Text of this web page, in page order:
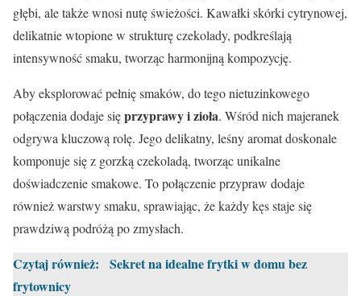
głębi, ale także wnosi nutę świeżości. Kawałki skórki cytrynowej,
delikatnie wtopione w strukturę czekolady, podkreślają
intensywność smaku, tworząc harmonijną kompozycję.
Aby eksplorować pełnię smaków, do tego nietuzinkowego
połączenia dodaje sięprzyprawy i zioła. Wśród nich majeranek
odgrywa kluczową rolę. Jego delikatny, leśny aromat doskonale
komponuje się z gorzką czekoladą, tworząc unikalne
doświadczenie smakowe. To połączenie przypraw dodaje
również warstwy smaku, sprawiając, że każdy kęs staje się
prawdziwą podróżą po zmysłach.
Czytaj również:
Sekret na idealne frytki w domu bez
frytownicy